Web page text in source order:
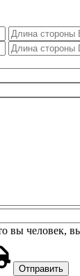
вы человек,